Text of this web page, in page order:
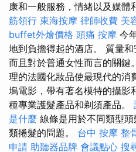
康和一般服務，情緒以及媒體
筋領行 東海按摩 律師收費 美
buffet外燴價格 頭痛 按摩 今
地到負擔得起的酒店。 質量和
而且對於普通女性而言的關鍵
理的法國化妝品使最現代的消
塢電影，帶有著名模特的攝影
種專業護髮產品和剃須產品。
是什麼 線條是用於不同類型
類捲髮的問題。 台中 按摩 整
申請 助聽器品牌 會議點心 搜